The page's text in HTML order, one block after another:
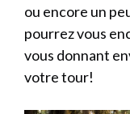
ou encore un
pourrez vous
vous donnant
votre tour!